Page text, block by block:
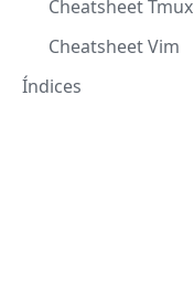
Cheatsheet Tmux
Cheatsheet Vim
Índices